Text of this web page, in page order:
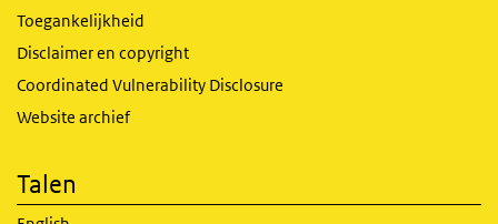
Toegankelijkheid
Disclaimer en copyright
Coordinated Vulnerability Disclosure
Website archief
Talen